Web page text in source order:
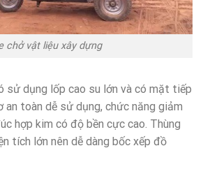
chở vật liệu xây dựng
sử dụng lốp cao su lớn và có mặt tiếp
an toàn dễ sử dụng, chức năng giảm
hợp kim có độ bền cực cao. Thùng
tích lớn nên dễ dàng bốc xếp đồ